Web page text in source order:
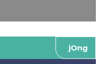
jOng